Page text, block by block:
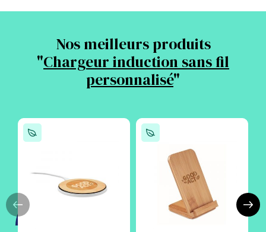
Nos meilleurs produits
"Chargeur induction sans fil
personnalisé"